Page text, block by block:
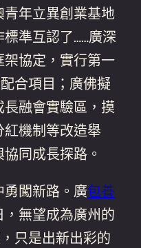
年立異創業基地
準互認了……廣深
協定，實行第一
合項目；廣佛擬
融會實驗區，摸
機制等改造舉
同成長探路。
闖新路。廣包養
無望成為廣州的
只是出新出彩的